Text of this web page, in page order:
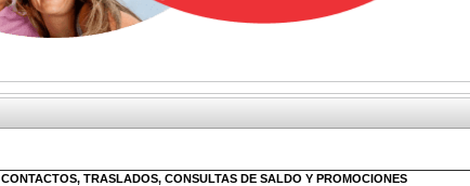
CONTACTOS, TRASLADOS, CONSULTAS DE SALDO Y PROMOCIONES